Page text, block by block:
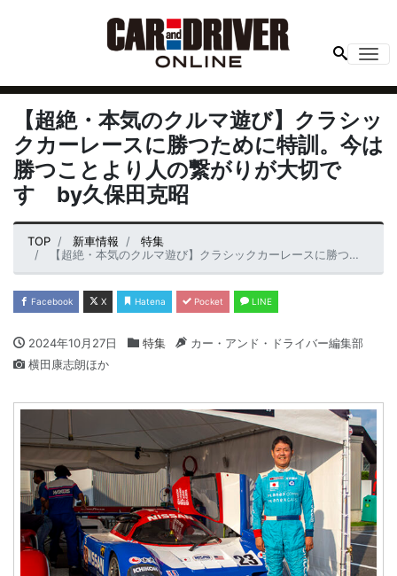
【超絶・本気のクルマ遊び】クラシッ
クカーレースに勝つために特訓。今は
勝つことより人の繋がりが大切で
す by久保田克昭
TOP 新車情報
特集
【超絶・本気のクルマ遊び】クラシックカーレースに勝つために特訓。今は勝つことより人の繋がりが大切です by久保田克昭
Facebook X Hatena Pocket LINE
2024年10月27日 特集
カー・アンド・ドライバー編集部
横田康志朗ほか